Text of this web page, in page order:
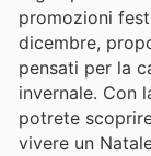
promozioni
dicembre,
pensati per la
invernale. Con
potrete
vivere un